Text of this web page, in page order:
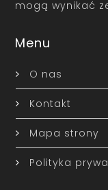
mogą wynikać
Menu
O nas
Kontakt
Mapa strony
Polityka